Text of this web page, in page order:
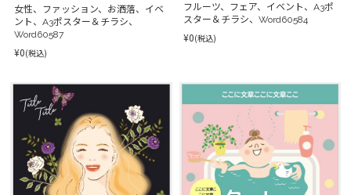
女性、ファッション、お洒落、イベ
ント、A3ポスター＆チラシ、
Word60587
¥0(税込)
フルーツ、フェア、イベント、A3ポ
スター＆チラシ、Word60584
¥0(税込)